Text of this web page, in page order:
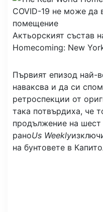
Актьорският състав
Homecoming: New
Първият епизод най-
наваксва и да си
ретроспекции от
така потвърдиха, че
продължение на
раноUs Weekly
на бунтовете в